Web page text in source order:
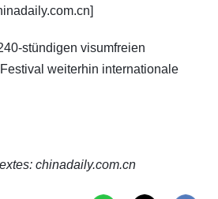
stündigen visumfreien
weiterhin internationale
chinadaily.com.cn